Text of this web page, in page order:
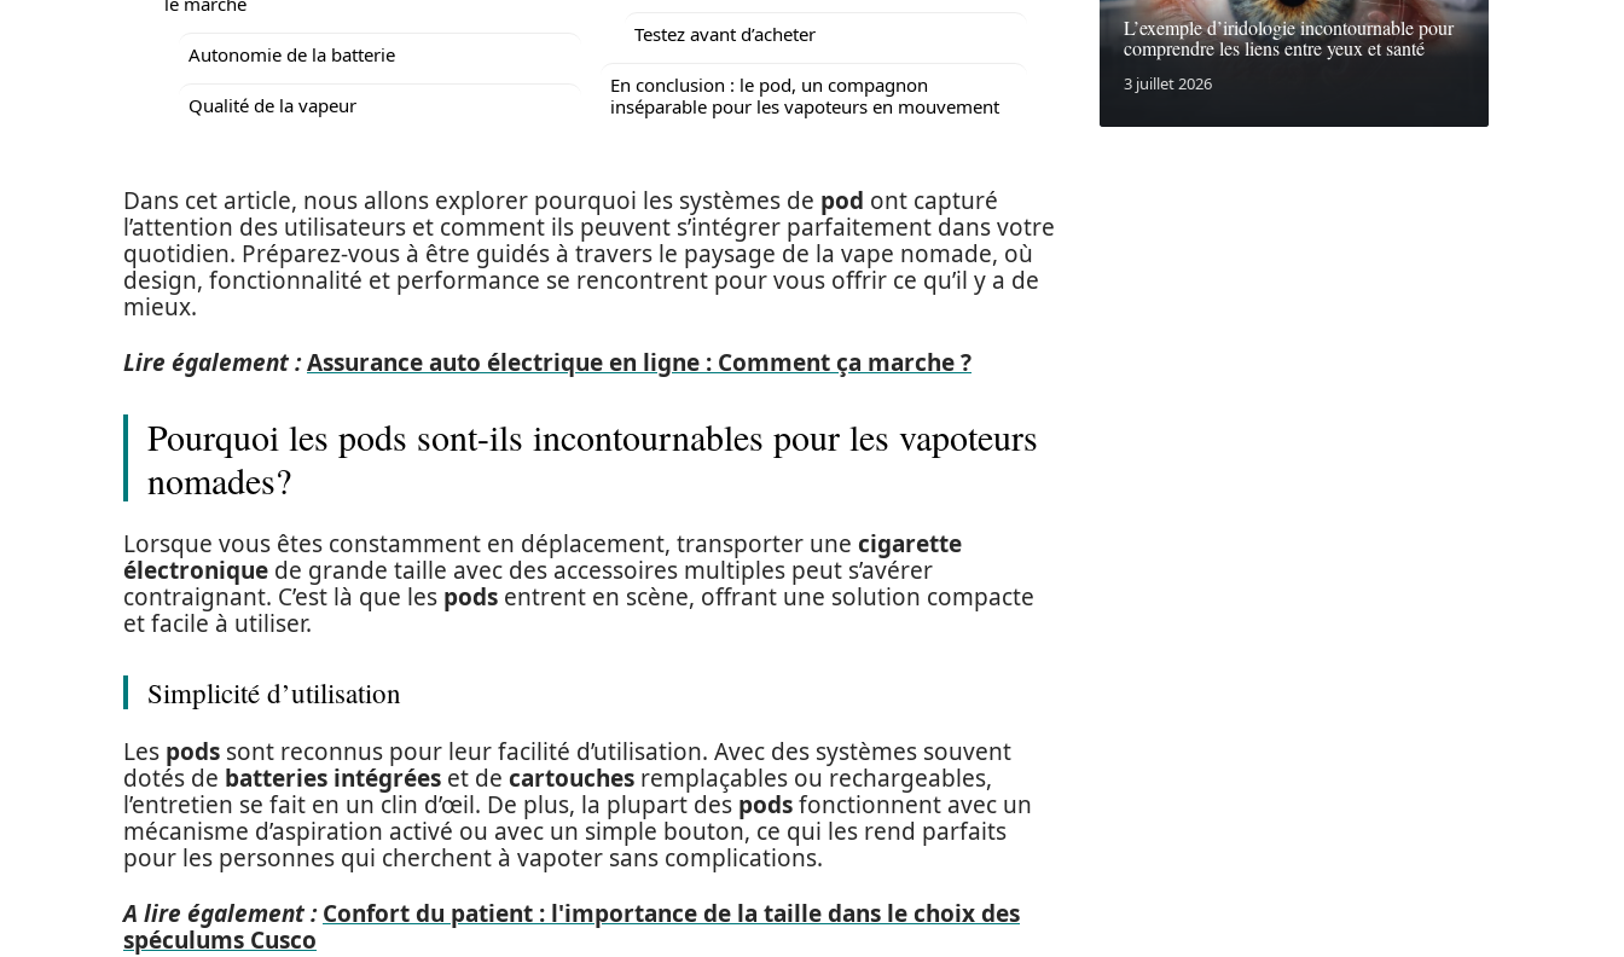
Autonomie de la batterie
Qualité de la vapeur
Testez avant d’acheter
En conclusion : le pod, un compagnon
inséparable pour les vapoteurs en mouvement
Dans cet article, nous allons explorer pourquoi les systèmes de pod ont capturé
l’attention des utilisateurs et comment ils peuvent s’intégrer parfaitement dans votre
quotidien. Préparez-vous à être guidés à travers le paysage de la vape nomade, où
design, fonctionnalité et performance se rencontrent pour vous offrir ce qu’il y a de
mieux.
Lire également :Assurance auto électrique en ligne : Comment ça marche ?
Pourquoi les pods sont-ils incontournables pour les vapoteurs
nomades?
Lorsque vous êtes constamment en déplacement, transporter une cigarette
électronique de grande taille avec des accessoires multiples peut s’avérer
contraignant. C’est là que les pods entrent en scène, offrant une solution compacte
et facile à utiliser.
Simplicité d’utilisation
Les pods sont reconnus pour leur facilité d’utilisation. Avec des systèmes souvent
dotés de batteries intégrées et de cartouches remplaçables ou rechargeables,
l’entretien se fait en un clin d’œil. De plus, la plupart des podsfonctionnent avec un
mécanisme d’aspiration activé ou avec un simple bouton, ce qui les rend parfaits
pour les personnes qui cherchent à vapoter sans complications.
A lire également : Confort du patient : l'importance de la taille dans le choix des
spéculums Cusco
L’exemple d’iridologie incontournable pour
comprendre les liens entre yeux et santé
3 juillet 2026